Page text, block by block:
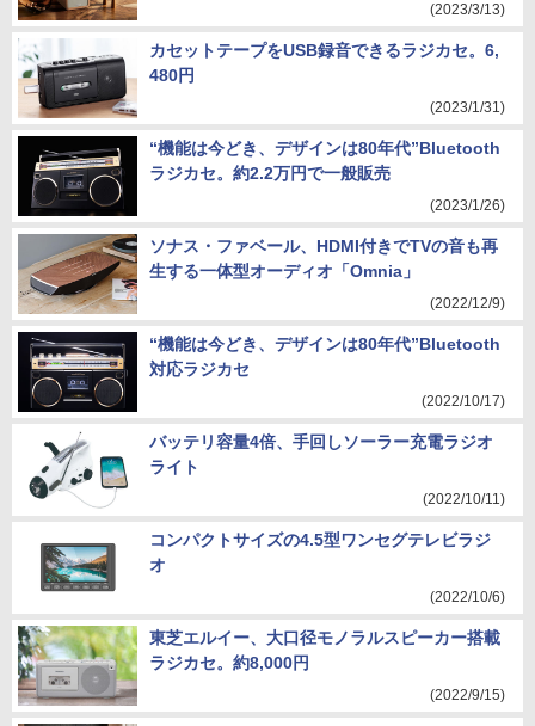
(2023/3/13)
カセットテープをUSB録音できるラジカセ。6,
480円
(2023/1/31)
“機能は今どき、デザインは80年代”Bluetooth
ラジカセ。約2.2万円で一般販売
(2023/1/26)
ソナス・ファベール、HDMI付きでTVの音も再
生する一体型オーディオ「Omnia」
(2022/12/9)
“機能は今どき、デザインは80年代”Bluetooth
対応ラジカセ
(2022/10/17)
バッテリ容量4倍、手回しソーラー充電ラジオ
ライト
(2022/10/11)
コンパクトサイズの4.5型ワンセグテレビラジ
オ
(2022/10/6)
東芝エルイー、大口径モノラルスピーカー搭載
ラジカセ。約8,000円
(2022/9/15)